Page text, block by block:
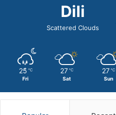
Dili
Scattered Clouds
25 ℃
Fri
27 ℃
Sat
27 ℃
Sun